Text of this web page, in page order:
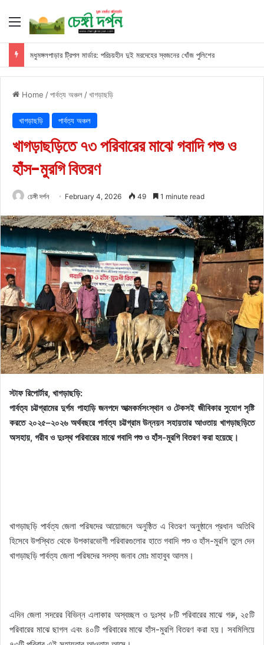
Menu
মধুমঙ্গলপাড়ার ট্রিপল মার্ডার: পরিচয়হীন দুই মরদেহের স্বজনের খোঁজ পুলিশের
Home /পার্বত্য অঞ্চল /খাগড়াছড়ি
খাগড়াছড়ি পার্বত্য অঞ্চল
খাগড়াছড়িতে ৭৩ পরিবারের মাঝে গবাদি পশু ও
হাঁস-মুরগি বিতরণ
চেঙ্গী দর্পন February 4, 2026 49 1 minute read
স্টাফ রিপোর্টার, খাগড়াছড়ি:
পার্বত্য চট্টগ্রামের দুর্গম পাহাড়ি জনপদে আত্মকর্মসংস্থান ও টেকসই জীবিকার সুযোগ সৃষ্টি
করতে ২০২৫–২০২৬ অর্থবছরে পার্বত্য চট্টগ্রাম উন্নয়ন সহায়তার আওতায় খাগড়াছড়িতে
অসহায়, গরীব ও দুঃস্থ পরিবারের মাঝে গবাদি পশু ও হাঁস-মুরগি বিতরণ করা হয়েছে।
খাগড়াছড়ি পার্বত্য জেলা পরিষদের আয়োজনে অনুষ্ঠিত এ বিতরণ অনুষ্ঠানে প্রধান অতিথি
হিসেবে উপস্থিত থেকে উপকারভোগী পরিবারগুলোর হাতে গবাদি পশু ও হাঁস-মুরগি তুলে দেন
খাগড়াছড়ি পার্বত্য জেলা পরিষদের সদস্য জনাব মোঃ মাহাবুব আলম।
এদিন জেলা সদরের বিভিন্ন এলাকার অস্বচ্ছল ও দুঃস্থ ৮টি পরিবারের মাঝে গরু, ২৫টি
পরিবারের মাঝে ছাগল এবং ৪০টি পরিবারের মাঝে হাঁস-মুরগি বিতরণ করা হয়। সবমিলিয়ে